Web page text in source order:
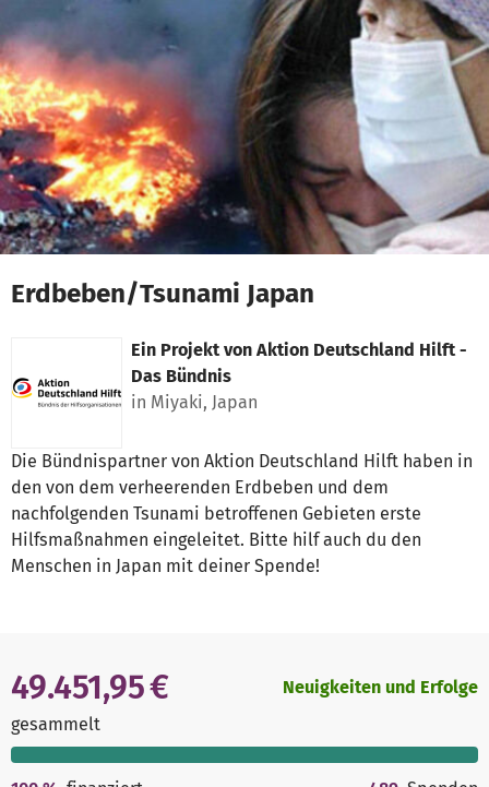
Zum Hauptinhalt springen
Erklärung zur Barrierefreiheit anzeigen
Erdbeben/Tsunami Japan
Ein Projekt von Aktion Deutschland Hilft -
Das Bündnis
in Miyaki, Japan
Die Bündnispartner von Aktion Deutschland Hilft haben in
den von dem verheerenden Erdbeben und dem
nachfolgenden Tsunami betroffenen Gebieten erste
Hilfsmaßnahmen eingeleitet. Bitte hilf auch du den
Menschen in Japan mit deiner Spende!
49.451,95 €
gesammelt
Neuigkeiten und Erfolge